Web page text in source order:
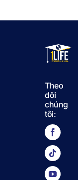
Theo
dõi
chúng
tôi: